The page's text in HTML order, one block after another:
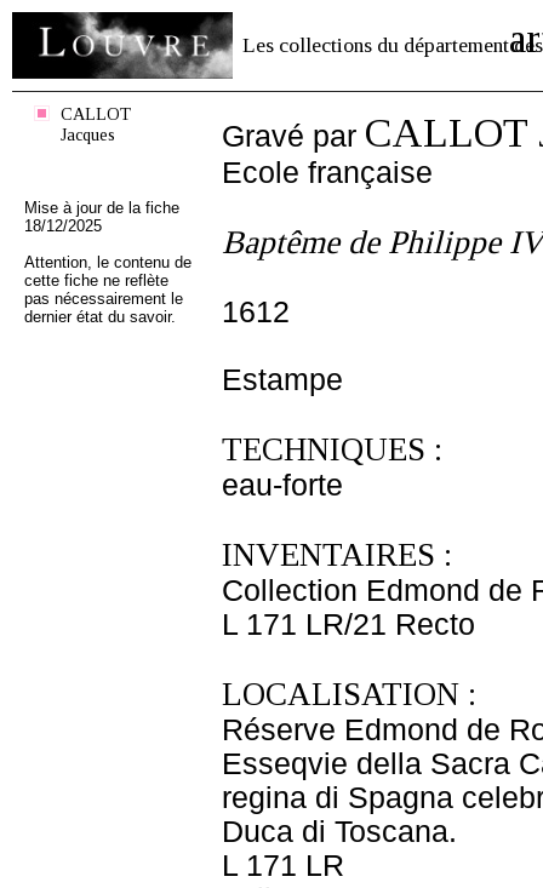
Les collections du département des
CALLOT
Jacques
Mise à jour de la fiche
18/12/2025
Attention, le contenu de
cette fiche ne reflète
pas nécessairement le
dernier état du savoir.
Gravé par CALLOT
Ecole française
Baptême de Philippe IV
1612
Estampe
TECHNIQUES :
eau-forte
INVENTAIRES :
Collection Edmond de
L 171 LR/21 Recto
LOCALISATION :
Réserve Edmond de
Esseqvie della Sacra
regina di Spagna
Duca di Toscana.
L 171 LR